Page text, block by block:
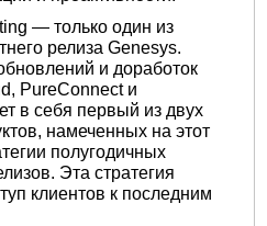
— только один из
релиза Genesys.
и доработок
PureConnect и
в себя первый из двух
намеченных на этот
полугодичных
Эта стратегия
клиентов к последним